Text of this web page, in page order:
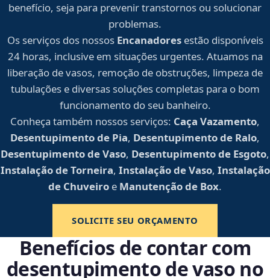
benefício, seja para prevenir transtornos ou solucionar
problemas.
Os serviços dos nossos Encanadoresestão disponíveis
24 horas, inclusive em situações urgentes. Atuamos na
liberação de vasos, remoção de obstruções, limpeza de
tubulações e diversas soluções completas para o bom
funcionamento do seu banheiro.
Conheça também nossos serviços: Caça Vazamento,
Desentupimento de Pia, Desentupimento de Ralo,
Desentupimento de Vaso, Desentupimento de Esgoto,
Instalação de Torneira, Instalação de Vaso, Instalação
de Chuveiro e Manutenção de Box.
SOLICITE SEU ORÇAMENTO
Benefícios de contar com
desentupimento de vaso no